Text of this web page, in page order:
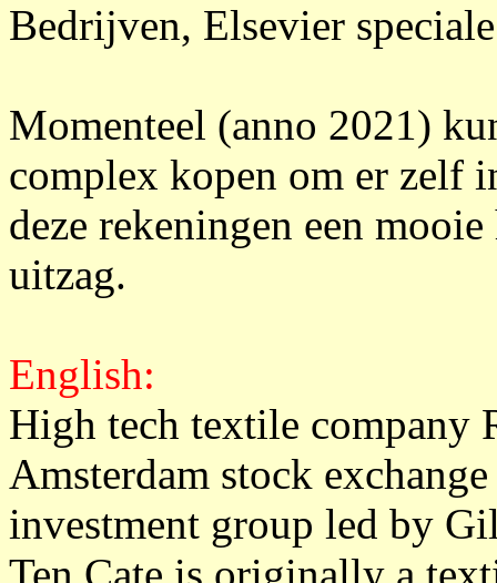
Bedrijven, Elsevier
Momenteel (anno 2021)
complex kopen om er zelf
deze rekeningen een
uitzag.
English:
High tech textile company
Amsterdam stock
investment group led by